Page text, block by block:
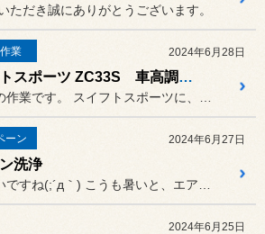
ただき誠にありがとうございます。
業 2024年6月28日
スイフトスポーツ ZC33S 車高調取り付け
ーン 2024年6月27日
洗浄
2024年6月25日